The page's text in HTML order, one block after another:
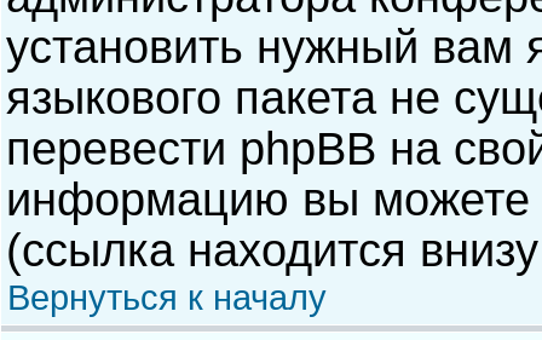
установить нужный вам
языкового пакета не
перевести phpBB на
информацию вы можете
(ссылка находится
Вернуться к началу